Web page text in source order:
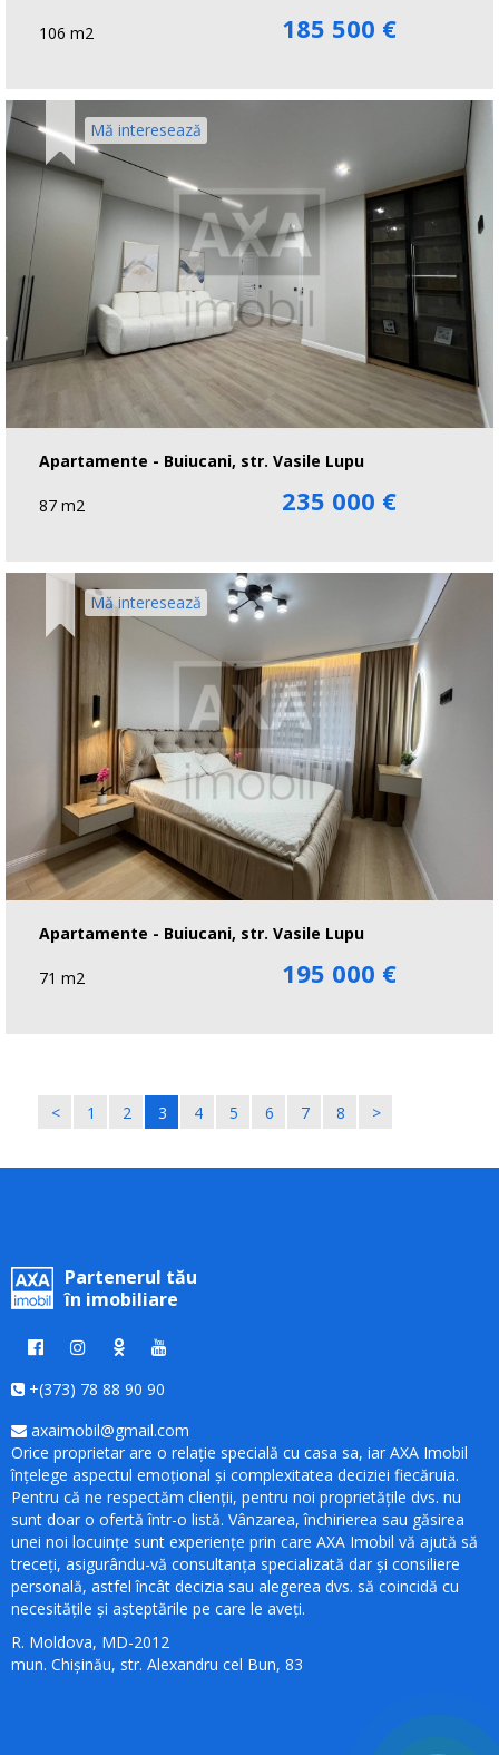
106 m2 185 500 €
Mă interesează
Apartamente - Buiucani, str. Vasile Lupu
87 m2 235 000 €
Mă interesează
Apartamente - Buiucani, str. Vasile Lupu
71 m2 195 000 €
< 1 2 3 4 5 6 7 8 >
Partenerul tău
în imobiliare
+(373) 78 88 90 90
axaimobil@gmail.com
Orice proprietar are o relație specială cu casa sa, iar AXA Imobil
înțelege aspectul emoțional și complexitatea deciziei fiecăruia.
Pentru că ne respectăm clienții, pentru noi proprietățile dvs. nu
sunt doar o ofertă într-o listă. Vânzarea, închirierea sau găsirea
unei noi locuințe sunt experiențe prin care AXA Imobil vă ajută să
treceți, asigurându-vă consultanța specializată dar și consiliere
personală, astfel încât decizia sau alegerea dvs. să coincidă cu
necesitățile și așteptările pe care le aveți.
R. Moldova, MD-2012
mun. Chișinău, str. Alexandru cel Bun, 83